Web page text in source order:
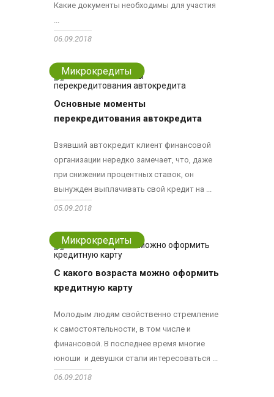
Какие документы необходимы для участия
...
06.09.2018
Микрокредиты
Основные моменты
перекредитования автокредита
Взявший автокредит клиент финансовой
организации нередко замечает, что, даже
при снижении процентных ставок, он
вынужден выплачивать свой кредит на ...
05.09.2018
Микрокредиты
C какого возраста можно оформить
кредитную карту
Молодым людям свойственно стремление
к самостоятельности, в том числе и
финансовой. В последнее время многие
юноши и девушки стали интересоваться ...
06.09.2018